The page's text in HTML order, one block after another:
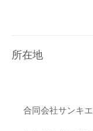
所在地
合同会社サンキ